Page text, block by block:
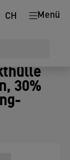
Menü
CH
30%